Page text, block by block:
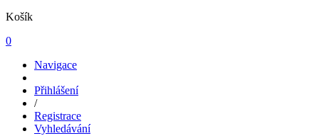
Košík
0
Navigace
Přihlášení
/
Registrace
Vyhledávání